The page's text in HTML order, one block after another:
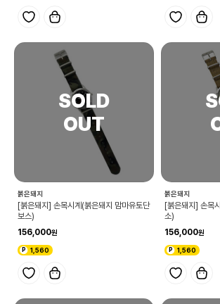
붉은돼지
[붉은돼지] 손목시계(붉은돼지 맘마유토단
보스)
156,000
1,560
붉은돼지
[붉은돼지] 손목
소)
156,000
1,560